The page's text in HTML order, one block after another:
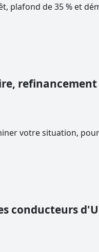
plafond de 35 % et
votre situation,
conducteurs